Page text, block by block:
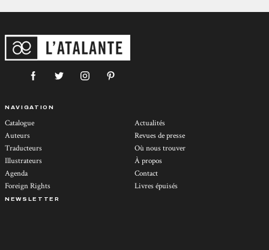
NAVIGATION
Catalogue
Auteurs
Traducteurs
Illustrateurs
Agenda
Foreign Rights
Actualités
Revues de presse
Où nous trouver
À propos
Contact
Livres épuisés
NEWSLETTER